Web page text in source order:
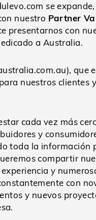
se
nuestro Partner
presentarnos con
a Australia.
), que
nuestros clientes
cada vez más
y
toda la información
compartir
y
con
y nuevos